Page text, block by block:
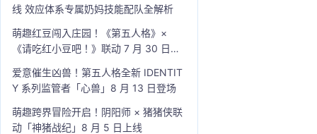
线 效应体系专属奶妈技能配队全解析
萌趣红豆闯入庄园！《第五人格》×
《请吃红小豆吧！》联动 7 月 30 日开
爱意催生凶兽！第五人格全新 IDENTIT
Y 系列监管者「心兽」8 月 13 日登场
萌趣跨界冒险开启！阴阳师 × 猪猪侠联
动「神猪战纪」8 月 5 日上线